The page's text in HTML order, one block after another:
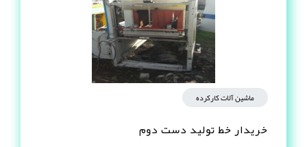
ماشین آلات کارکرده
خریدار خط تولید دست دوم